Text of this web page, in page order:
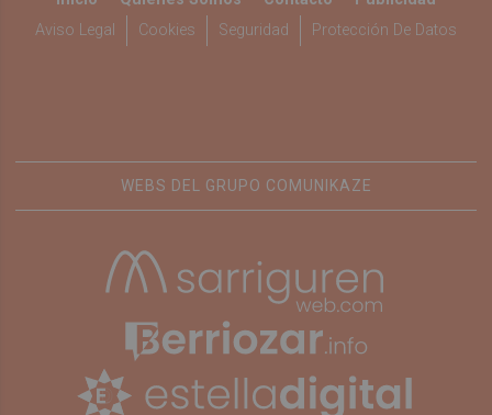
Aviso Legal
Cookies Seguridad Protección De Datos
WEBS DEL GRUPO COMUNIKAZE